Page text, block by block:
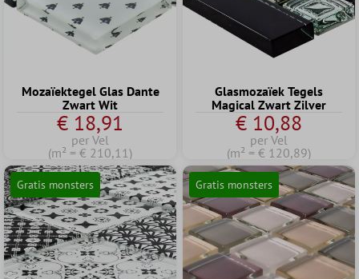
Mozaïektegel Glas Dante
Zwart Wit
€ 18,91
per Vel
(m² = € 210,11)
Glasmozaïek Tegels
Magical Zwart Zilver
€ 10,88
per Vel
(m² = € 120,89)
Gratis monsters Gratis monsters